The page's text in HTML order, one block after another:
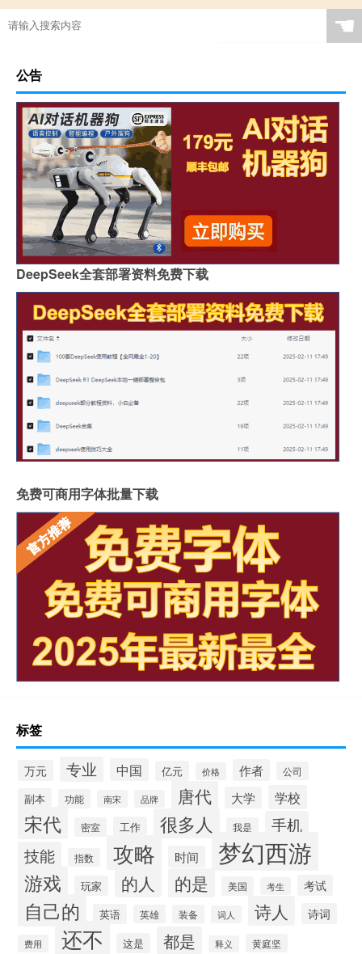
☚
公告
DeepSeek全套部署资料免费下载
免费可商用字体批量下载
标签
万元 专业 中国 亿元 价格 作者 公司
副本 功能 南宋 品牌 唐代 大学 学校
宋代 密室 工作 很多人 我是
手机
技能
指数 攻略 时间 梦幻西游
游戏 玩家 的人 的是 美国 考生 考试
自己的 英语 英雄 装备 词人 诗人 诗词
费用 还不 这是 都是 释义 黄庭坚